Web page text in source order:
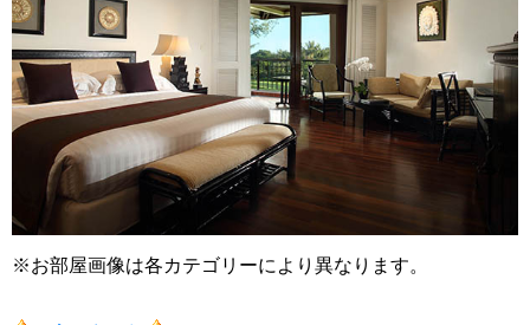
※お部屋画像は各カテゴリーにより異なります。